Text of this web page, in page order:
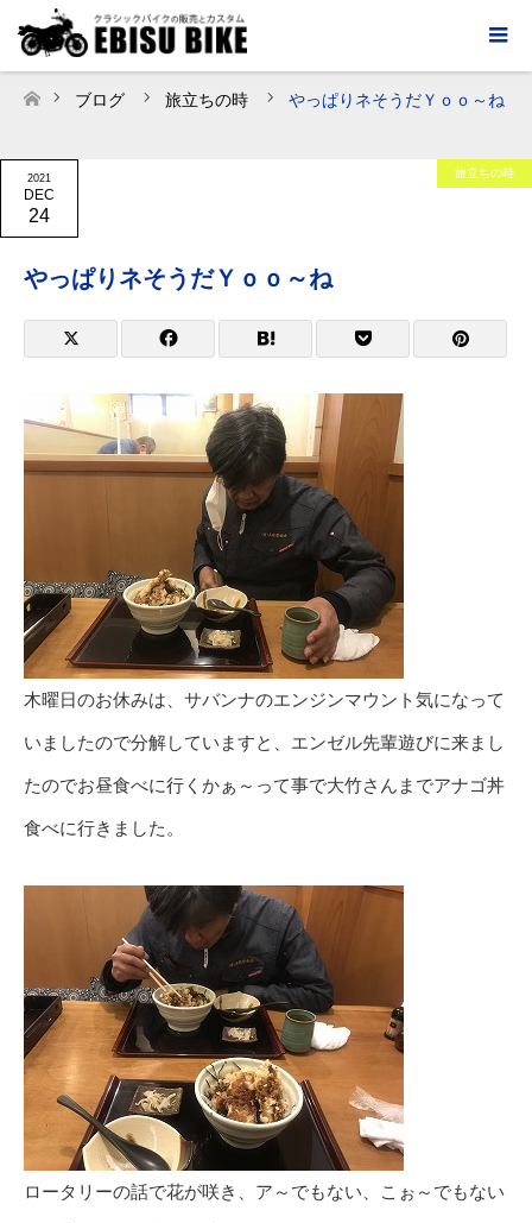
ホーム
ブログ 旅立ちの時 やっぱりネそうだＹｏｏ～ね
2021
DEC
24
旅立ちの時
やっぱりネそうだＹｏｏ～ね
木曜日のお休みは、サバンナのエンジンマウント気になって
いましたので分解していますと、エンゼル先輩遊びに来まし
たのでお昼食べに行くかぁ～って事で大竹さんまでアナゴ丼
食べに行きました。
ロータリーの話で花が咲き、ア～でもない、こぉ～でもない